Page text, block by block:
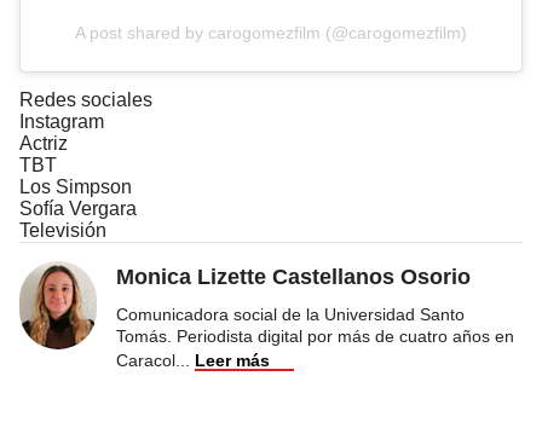
A post shared by carogomezfilm (@carogomezfilm)
Redes sociales
Instagram
Actriz
TBT
Los Simpson
Sofía Vergara
Televisión
Monica Lizette Castellanos Osorio
Comunicadora social de la Universidad Santo
Tomás. Periodista digital por más de cuatro años en
Caracol
Leer más